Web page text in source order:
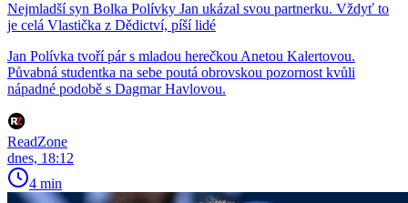
Nejmladší syn Bolka Polívky Jan ukázal svou partnerku. Vždyť to
je celá Vlastička z Dědictví, píší lidé
Jan Polívka tvoří pár s mladou herečkou Anetou Kalertovou.
Půvabná studentka na sebe poutá obrovskou pozornost kvůli
nápadné podobě s Dagmar Havlovou.
ReadZone
dnes, 18:12
4 min